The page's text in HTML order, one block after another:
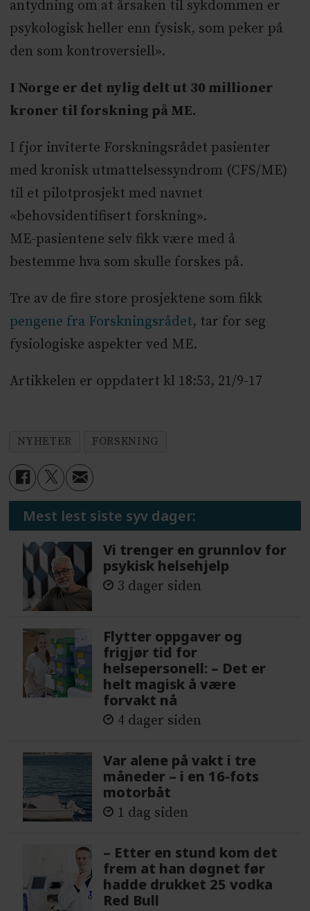
antydning om at årsaken til sykdommen er
psykologisk heller enn fysisk, som peker på
den som kontroversiell».
I Norge er det nylig delt ut 30 millioner
kroner til forskning på ME.
I fjor inviterte Forskningsrådet pasienter
med kronisk utmattelsessyndrom (CFS/ME)
til et pilotprosjekt med navnet
«behovsidentifisert forskning».
ME-pasientene selv fikk være med å
bestemme hva som skulle forskes på.
Tre av de fire store prosjektene som fikk
pengene fra Forskningsrådet, tar for seg
fysiologiske aspekter ved ME.
Artikkelen er oppdatert kl 18:53, 21/9-17
NYHETER FORSKNING
Mest lest siste syv dager:
Vi trenger en grunnlov for
psykisk helsehjelp
3 dager siden
Flytter oppgaver og
frigjør tid for
helsepersonell: – Det er
helt magisk å være
forvakt nå
4 dager siden
Var alene på vakt i tre
måneder – i en 16-fots
motorbåt
1 dag siden
– Etter en stund kom det
frem at han døgnet før
hadde drukket 25 vodka
Red Bull